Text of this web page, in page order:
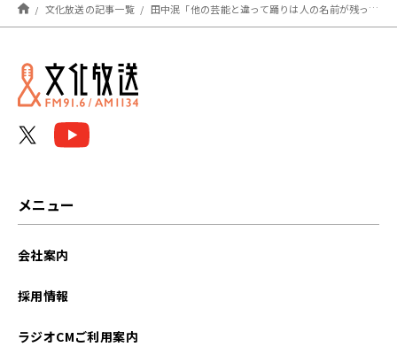
文化放送の記事一覧 田中泯「他の芸能と違って踊りは人の名前が残っていない」
メニュー
会社案内
採用情報
ラジオCMご利用案内